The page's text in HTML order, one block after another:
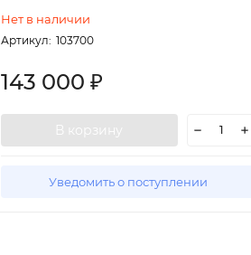
Нет в наличии
Артикул: 103700
143 000 ₽
В корзину
Уведомить о поступлении